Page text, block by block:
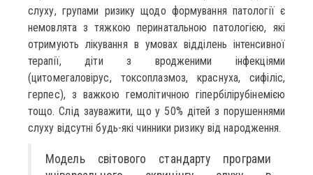
слуху, групами ризику щодо формування патології є
немовлята з тяжкою перинатальною патологією, які
отримують лікування в умовах відділень інтенсивної
терапії, діти з вродженими інфекціями
(цитомегаловірус, токсоплазмоз, краснуха, сифіліс,
герпес), з важкою гемолітичною гіпербілірубінемією
тощо. Слід зауважити, що у 50% дітей з порушеннями
слуху відсутні будь-які чинники ризику від народження.
Модель світового стандарту програми